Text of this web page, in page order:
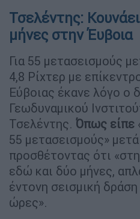
Τσελέντης:
μήνες στην Έυβοια
Για 55 μετασεισμούς
4,8 Ρίχτερ με
Εύβοιας έκανε λόγο ο
Γεωδυναμικού
Τσελέντης. Όπως είπε
55 μετασεισμούς»
προσθέτοντας ότι
εδώ και δύο μήνες,
έντονη σεισμική
ώρες».